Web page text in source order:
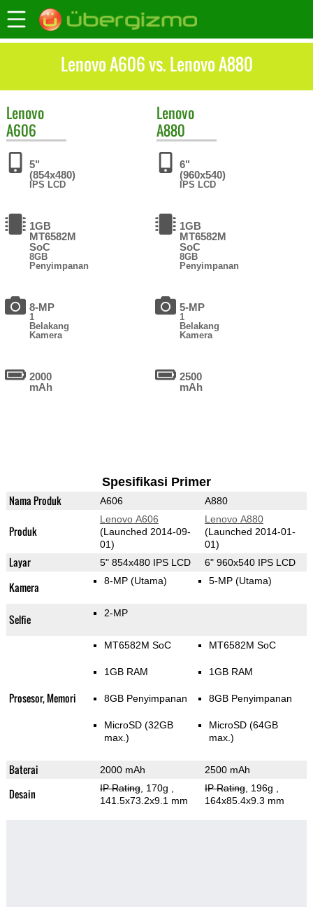
Lenovo A606 vs. Lenovo A880
Lenovo
A606
5"
(854x480)
IPS LCD
1GB
MT6582M
SoC
8GB
Penyimpanan
8-MP
1
Belakang
Kamera
2000
mAh
Lenovo
A880
6"
(960x540)
IPS LCD
1GB
MT6582M
SoC
8GB
Penyimpanan
5-MP
1
Belakang
Kamera
2500
mAh
Spesifikasi Primer
Nama Produk A606 A880
Produk
Lenovo A606
(Launched 2014-09-
01)
Lenovo A880
(Launched 2014-01-
01)
Layar 5" 854x480 IPS LCD 6" 960x540 IPS LCD
Kamera 8-MP (Utama) 5-MP (Utama)
Selfie 2-MP
Prosesor, Memori
MT6582M SoC
1GB RAM
8GB Penyimpanan
MicroSD (32GB
max.)
MT6582M SoC
1GB RAM
8GB Penyimpanan
MicroSD (64GB
max.)
Baterai 2000 mAh 2500 mAh
Desain IP Rating, 170g
141.5x73.2x9.1 mm
IP Rating, 196g
164x85.4x9.3 mm